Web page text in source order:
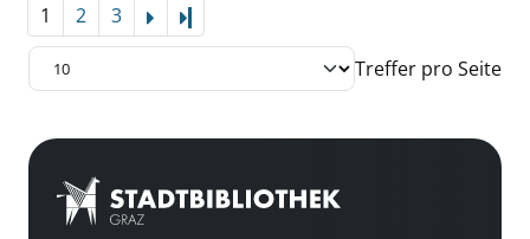
1 2 3
Treffer pro Seite